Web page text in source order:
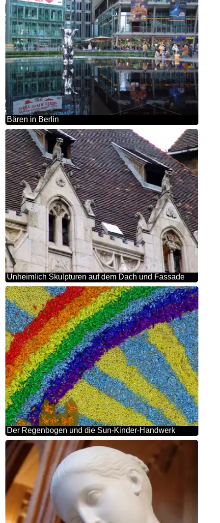
Bären in Berlin
Unheimlich Skulpturen auf dem Dach und Fassade
Der Regenbogen und die Sun-Kinder-Handwerk